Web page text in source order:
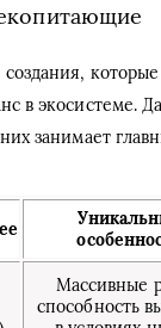
в экосистеме.
занимает
Массивные
способность